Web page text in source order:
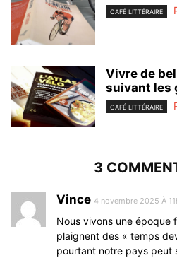
CAFÉ LITTÉRAIRE
Vivre de
suivant les
CAFÉ LITTÉRAIRE
3
Vince 4 novembre 2025 À
Nous vivons une époque
plaignent des « temps
pourtant notre pays peut